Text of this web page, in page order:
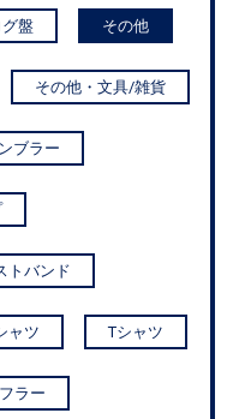
盤 その他
その他・文具/雑貨
ブラー
トバンド
ャツ Tシャツ
ラー